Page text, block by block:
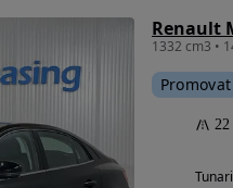
Renault
Promovat
22